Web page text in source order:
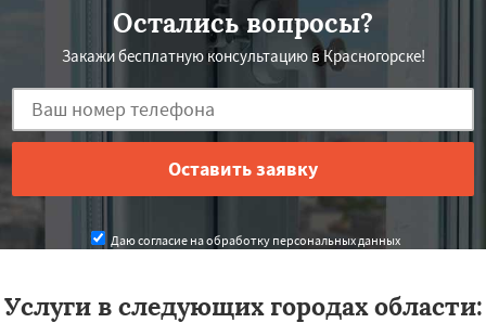
Остались вопросы?
Закажи бесплатную консультацию в Красногорске!
Даю согласие на обработку персональных данных
Услуги в следующих городах области: